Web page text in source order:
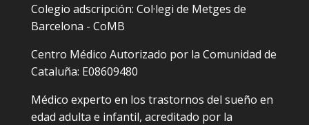
Colegio adscripción: Col·legi de Metges de
Barcelona - CoMB
Centro Médico Autorizado por la Comunidad de
Cataluña: E08609480
Médico experto en los trastornos del sueño en
edad adulta e infantil, acreditado por la